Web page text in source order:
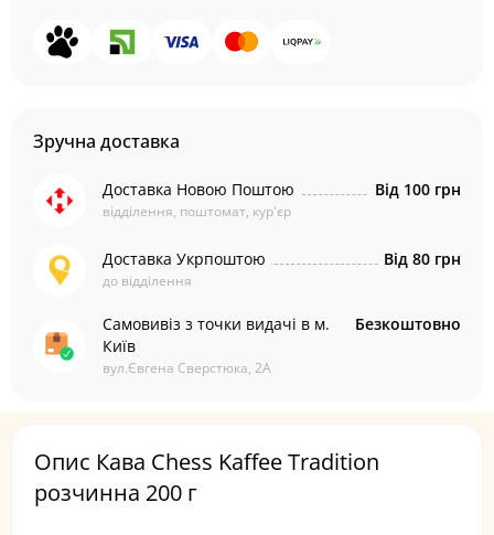
Зручна доставка
Доставка Новою Поштою
відділення, поштомат, кур'єр
Від 100 грн
Доставка Укрпоштою
до відділення
Від 80 грн
Самовивіз з точки видачі в м.
Київ
вул.Євгена Сверстюка, 2А
Безкоштовно
Опис Кава Chess Kaffee Tradition
розчинна 200 г